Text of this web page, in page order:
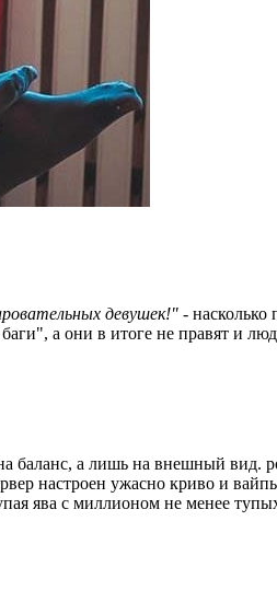
девушек!" - насколько
а они в итоге не правят и
баланс, а лишь на внешный вид.
настроен ужасно криво и
ява с миллионом не менее тупых